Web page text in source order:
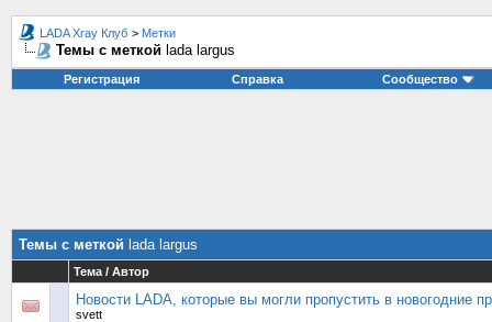
LADA Xray Клуб > Метки
Темы с меткой lada largus
Регистрация Справка Сообщество
Темы с меткой lada largus
Тема / Автор
Новости LADA, которые вы могли пропустить в новогодние
svett